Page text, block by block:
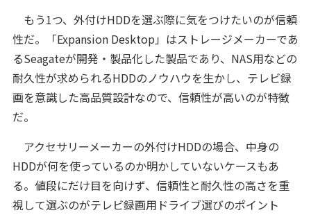
もう1つ、外付けHDDを選ぶ際に気をつけたいのが信頼
性だ。「Expansion Desktop」はストレージメーカーであ
るSeagateが開発・製品化した製品であり、NAS用などの
耐久性が求められるHDDのノウハウを生かし、テレビ録
画を意識した高品質設計なので、信頼性が高いのが特徴
だ。
アクセサリーメーカーの外付けHDDの場合、中身の
HDDが何を使っているのか明かしていないケースもあ
る。値段にだけ目を向けず、信頼性と耐久性の高さを重
視して選ぶのがテレビ録画用ドライブ選びのポイント